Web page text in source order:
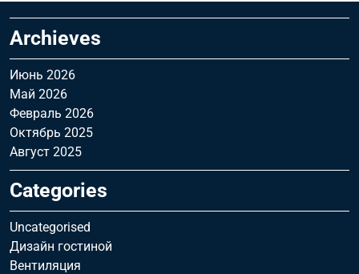
Archieves
Июнь 2026
Май 2026
Февраль 2026
Октябрь 2025
Август 2025
Categories
Uncategorised
Дизайн гостиной
Вентиляция